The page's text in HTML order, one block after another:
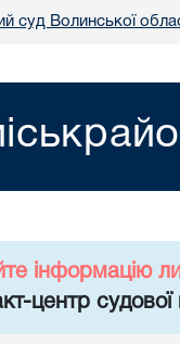
суд Волинської
інформацію
центр